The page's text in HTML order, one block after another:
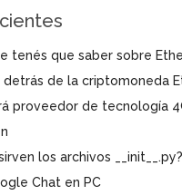
tenés que saber sobre
de la criptomoneda
proveedor de tecnología
los archivos __init__.py?
Chat en PC